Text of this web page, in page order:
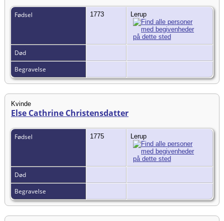
Fødsel 1773 Lerup
Død
Begravelse
Kvinde
Else Cathrine Christensdatter
Fødsel 1775 Lerup
Død
Begravelse